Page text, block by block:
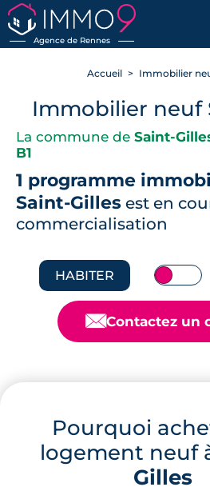
Agence de Rennes
RETOUR
Accueil Immobilier
Immobilier neuf
La commune de Saint-
B1
1 programme
Saint-Gilles est en
commercialisation
HABITER
📧Contactez un
Pourquoi
logement neuf
Gilles